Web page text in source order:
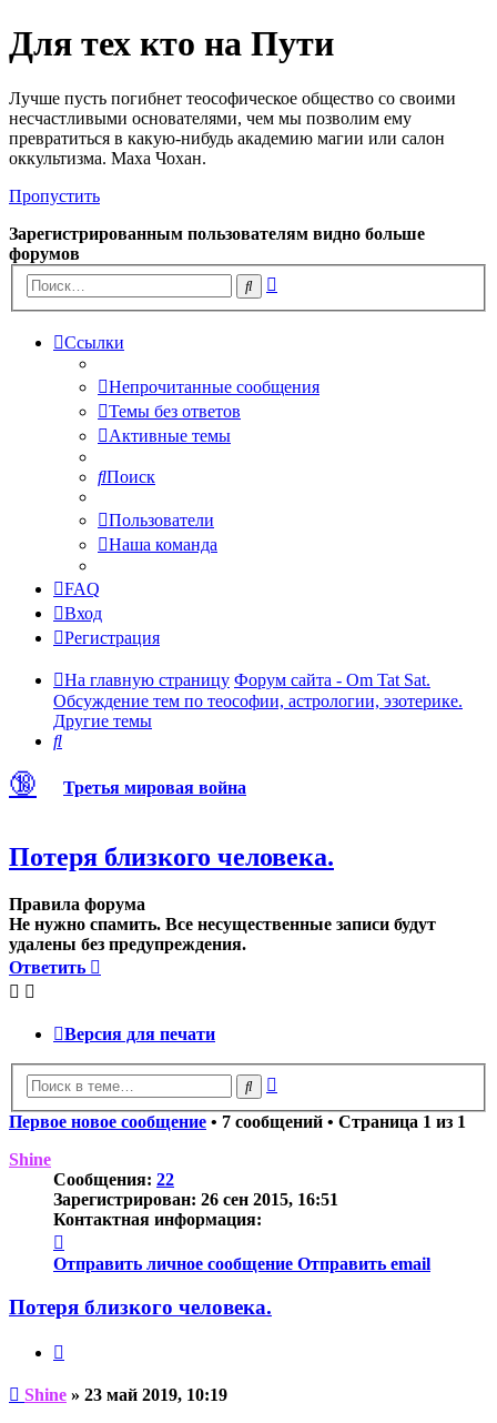
Для тех кто на Пути
Лучше пусть погибнет теософическое общество со своими
несчастливыми основателями, чем мы позволим ему
превратиться в какую-нибудь академию магии или салон
оккультизма. Маха Чохан.
Пропустить
Зарегистрированным пользователям видно больше
форумов
Поиск
Ссылки
Непрочитанные сообщения
Темы без ответов
Активные темы
Поиск
Пользователи
Наша команда
FAQ
Вход
Регистрация
На главную страницу Форум сайта - Om Tat Sat.
Обсуждение тем по теософии, астрологии, эзотерике.
Другие темы
Поиск
🔞 Третья мировая война
Потеря близкого человека.
Правила форума
Не нужно спамить. Все несущественные записи будут
удалены без предупреждения.
Ответить
Версия для печати
Поиск
Первое новое сообщение • 7 сообщений • Страница 1 из 1
Shine
Сообщения: 22
Зарегистрирован: 26 сен 2015, 16:51
Контактная информация:
информация
пользователя
Shine
Отправить личное сообщение Отправить email
Потеря близкого человека.
Непрочитанное
Shine » 23 май 2019, 10:19